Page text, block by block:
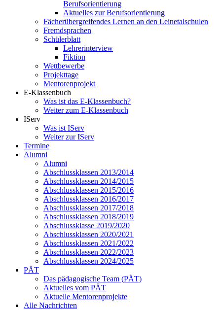
Berufsorientierung
Aktuelles zur Berufsorientierung
Fächerübergreifendes Lernen an den Leinetalschulen
Fremdsprachen
Schülerblatt
Lehrerinterview
Fiktion
Wettbewerbe
Projekttage
Mentorenprojekt
E-Klassenbuch
Was ist das E-Klassenbuch?
Weiter zum E-Klassenbuch
IServ
Was ist IServ
Weiter zur IServ
Termine
Alumni
Alumni
Abschlussklassen 2013/2014
Abschlussklassen 2014/2015
Abschlussklassen 2015/2016
Abschlussklassen 2016/2017
Abschlussklassen 2017/2018
Abschlussklassen 2018/2019
Abschlussklasse 2019/2020
Abschlussklassen 2020/2021
Abschlussklassen 2021/2022
Abschlussklassen 2022/2023
Abschlussklassen 2024/2025
PÄT
Das pädagogische Team (PÄT)
Aktuelles vom PÄT
Aktuelle Mentorenprojekte
Alle Nachrichten